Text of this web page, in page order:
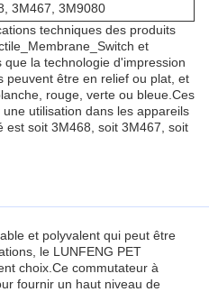
3M467, 3M9080
techniques des produits
et
la technologie d'impression
peuvent être en relief ou plat, et
rouge, verte ou bleue.Ces
utilisation dans les appareils
est soit 3M468, soit 3M467, soit
et polyvalent qui peut être
le LUNFENG PET
choix.Ce commutateur à
fournir un haut niveau de